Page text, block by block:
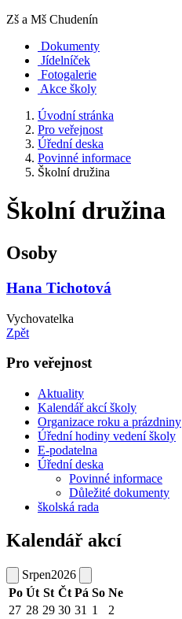
Zš a Mš Chudenín
Dokumenty
Jídelníček
Fotogalerie
Akce školy
Úvodní stránka
Pro veřejnost
Úřední deska
Povinné informace
Školní družina
Školní družina
Osoby
Hana Tichotová
Vychovatelka
Zpět
Pro veřejnost
Aktuality
Kalendář akcí školy
Organizace roku a prázdniny
Úřední hodiny vedení školy
E-podatelna
Úřední deska
Povinné informace
Důležité dokumenty
školská rada
Kalendář akcí
Srpen2026
Po Út St Čt Pá So Ne
27 28 29 30 31 1 2